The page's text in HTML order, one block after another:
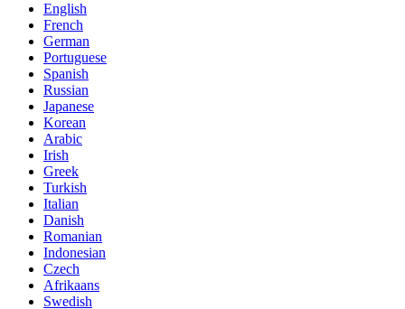
English
French
German
Portuguese
Spanish
Russian
Japanese
Korean
Arabic
Irish
Greek
Turkish
Italian
Danish
Romanian
Indonesian
Czech
Afrikaans
Swedish